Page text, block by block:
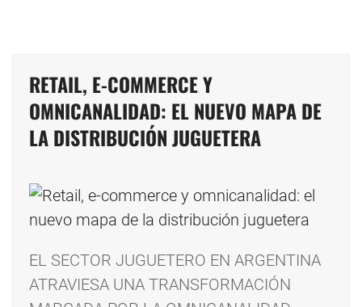
RETAIL, E-COMMERCE Y
OMNICANALIDAD: EL NUEVO MAPA DE
LA DISTRIBUCIÓN JUGUETERA
EL SECTOR JUGUETERO EN ARGENTINA
ATRAVIESA UNA TRANSFORMACIÓN